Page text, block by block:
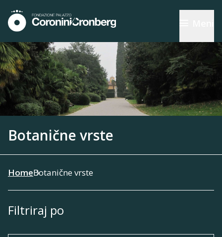
Botanične vrste
HomeBotanične vrste
Filtriraj po